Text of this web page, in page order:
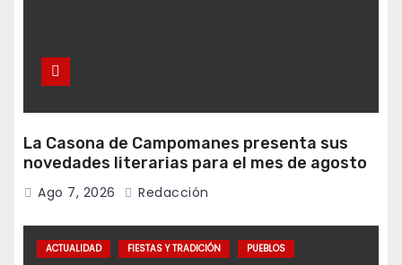
La Casona de Campomanes presenta sus
novedades literarias para el mes de agosto
Ago 7, 2026 Redacción
ACTUALIDAD FIESTAS Y TRADICIÓN PUEBLOS